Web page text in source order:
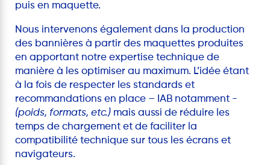
puis en maquette.
Nous intervenons également dans la production
des bannières à partir des maquettes produites
en apportant notre expertise technique de
manière à les optimiser au maximum. L’idée étant
à la fois de respecter les standards et
recommandations en place – IAB notamment -
(poids, formats, etc.) mais aussi de réduire les
temps de chargement et de faciliter la
compatibilité technique sur tous les écrans et
navigateurs.